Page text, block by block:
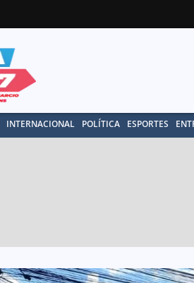
INTERNACIONAL POLÍTICA ESPORTES